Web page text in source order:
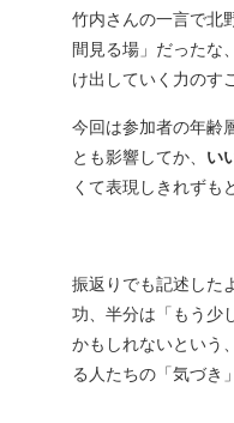
竹内さんの一言で北
間見る場」だったな
け出していく力のす
今回は参加者の年齢
とも影響してか、 い
くて表現しきれずも
振返りでも記述した
功、半分は「もう少
かもしれないという
る人たちの「気づき